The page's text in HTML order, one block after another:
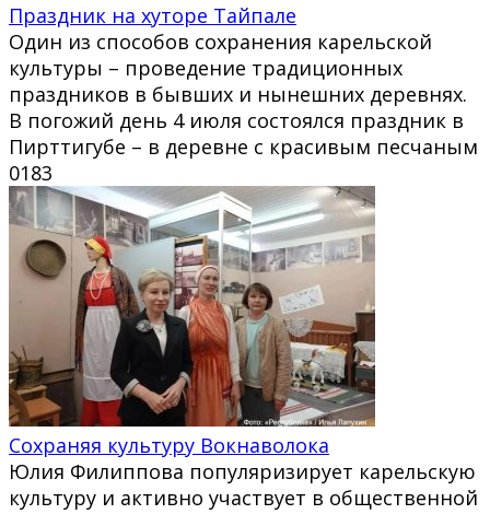
Праздник на хуторе Тайпале
Один из способов сохранения карельской
культуры – проведение традиционных
праздников в бывших и нынешних деревнях.
В погожий день 4 июля состоялся праздник в
Пирттигубе – в деревне с красивым песчаным
0183
Сохраняя культуру Вокнаволока
Юлия Филиппова популяризирует карельскую
культуру и активно участвует в общественной